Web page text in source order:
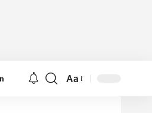
Lettergrootte
Aa